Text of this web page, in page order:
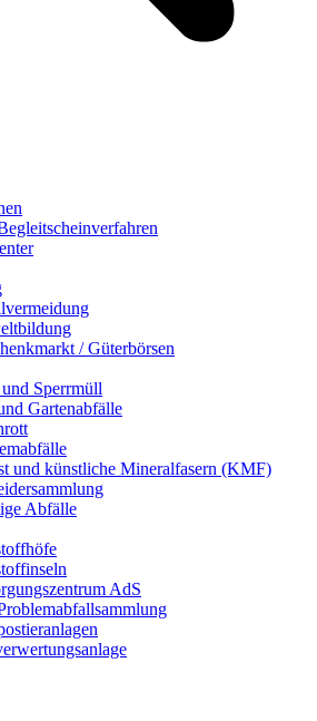
/ Güterbörsen
Sperrmüll
Gartenabfälle
und künstliche Mineralfasern (KMF)
Abfälle
AdS